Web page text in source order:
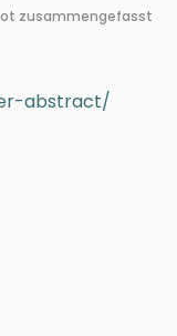
zusammengefasst
abstract/